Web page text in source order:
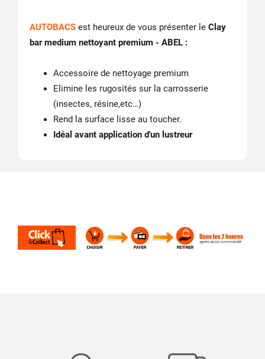
AUTOBACS est heureux de vous présenter le Clay
bar medium nettoyant premium - ABEL :
Accessoire de nettoyage premium
Elimine les rugosités sur la carrosserie
(insectes, résine,etc…)
Rend la surface lisse au toucher.
Idéal avant application d'un lustreur